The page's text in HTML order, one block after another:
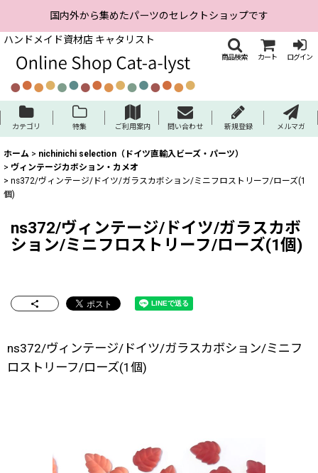
国内外から集めたパーツのセレクトショップです
ハンドメイド資材店 キャタリスト
商品検索 カート ログイン
カテゴリ 特集 ご利用案内 問い合わせ 新規登録 メルマガ
ホーム > nichinichi selection（ドイツ直輸入ビーズ・パーツ）
> ヴィンテージカボション・カメオ
> ns372/ヴィンテージ/ドイツ/ガラスカボション/ミニフロストリーフ/ローズ(1
個)
ns372/ヴィンテージ/ドイツ/ガラスカボ
ション/ミニフロストリーフ/ローズ(1個)
ns372/ヴィンテージ/ドイツ/ガラスカボション/ミニフ
ロストリーフ/ローズ(1個)